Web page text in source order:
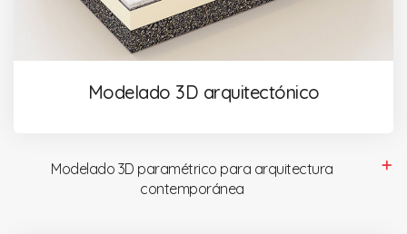
Modelado 3D arquitectónico
Modelado 3D paramétrico para arquitectura
contemporánea